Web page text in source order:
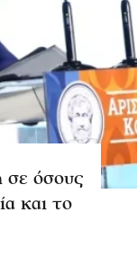
όσους
και το